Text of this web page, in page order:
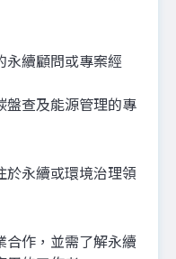
續顧問或專案經
查及能源管理的專
永續或環境治理領
作，並需了解永續